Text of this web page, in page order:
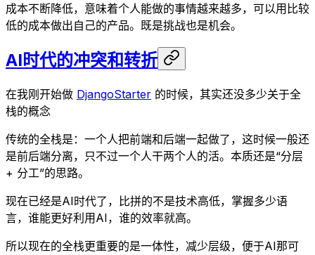
成本不断降低，意味着个人能做的事情越来越多，可以用比较
低的成本做出自己的产品。既是挑战也是机会。
AI时代的冲突和转折
在我刚开始做 DjangoStarter 的时候，其实还没多少关于全
栈的概念
传统的全栈是：一个人把前端和后端一起做了，这时候一般还
是前后端分离，只不过一个人干两个人的活。本质还是“分层
+ 分工”的思路。
现在已经是AI时代了，比拼的不是技术高低，掌握多少语
言，谁能更好利用AI，谁的效率就高。
所以现在的全栈更重要的是一体性，减少层级，便于AI那可